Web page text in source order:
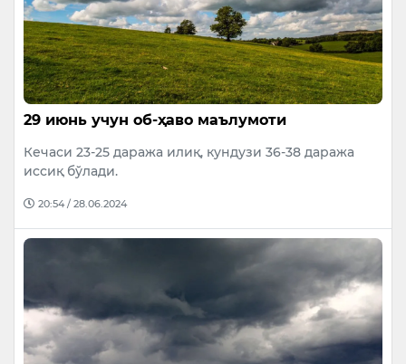
29 июнь учун об-ҳаво маълумоти
Кечаси 23-25 даража илиқ, кундузи 36-38 даража
иccиқ бўлади.
20:54 / 28.06.2024